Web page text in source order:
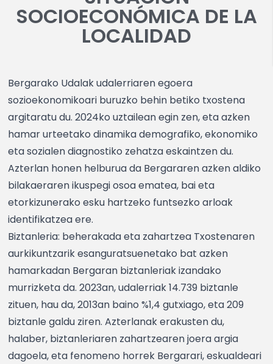
SOCIOECONÓMICA DE LA
LOCALIDAD
Bergarako Udalak udalerriaren egoera
sozioekonomikoari buruzko behin betiko txostena
argitaratu du. 2024ko uztailean egin zen, eta azken
hamar urteetako dinamika demografiko, ekonomiko
eta sozialen diagnostiko zehatza eskaintzen du.
Azterlan honen helburua da Bergararen azken aldiko
bilakaeraren ikuspegi osoa ematea, bai eta
etorkizunerako esku hartzeko funtsezko arloak
identifikatzea ere.
Biztanleria: beherakada eta zahartzea Txostenaren
aurkikuntzarik esanguratsuenetako bat azken
hamarkadan Bergaran biztanleriak izandako
murrizketa da. 2023an, udalerriak 14.739 biztanle
zituen, hau da, 2013an baino %1,4 gutxiago, eta 209
biztanle galdu ziren. Azterlanak erakusten du,
halaber, biztanleriaren zahartzearen joera argia
dagoela, eta fenomeno horrek Bergarari, eskualdeari